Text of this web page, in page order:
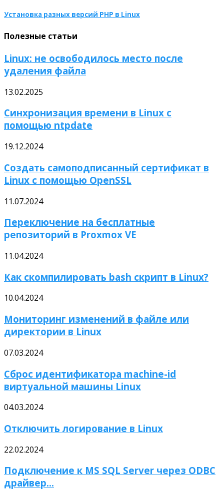
Установка разных версий PHP в Linux
Полезные статьи
Linux: не освободилось место после
удаления файла
13.02.2025
Синхронизация времени в Linux с
помощью ntpdate
19.12.2024
Создать самоподписанный сертификат в
Linux с помощью OpenSSL
11.07.2024
Переключение на бесплатные
репозиторий в Proxmox VE
11.04.2024
Как скомпилировать bash скрипт в Linux?
10.04.2024
Мониторинг изменений в файле или
директории в Linux
07.03.2024
Сброс идентификатора machine-id
виртуальной машины Linux
04.03.2024
Отключить логирование в Linux
22.02.2024
Подключение к MS SQL Server через ODBC
драйвер...